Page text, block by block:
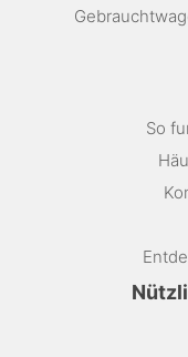
So